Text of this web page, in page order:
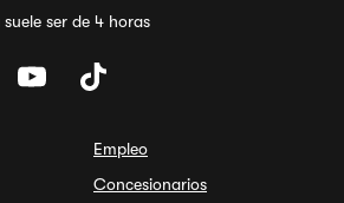
ser de 4 horas
Empleo
Concesionarios